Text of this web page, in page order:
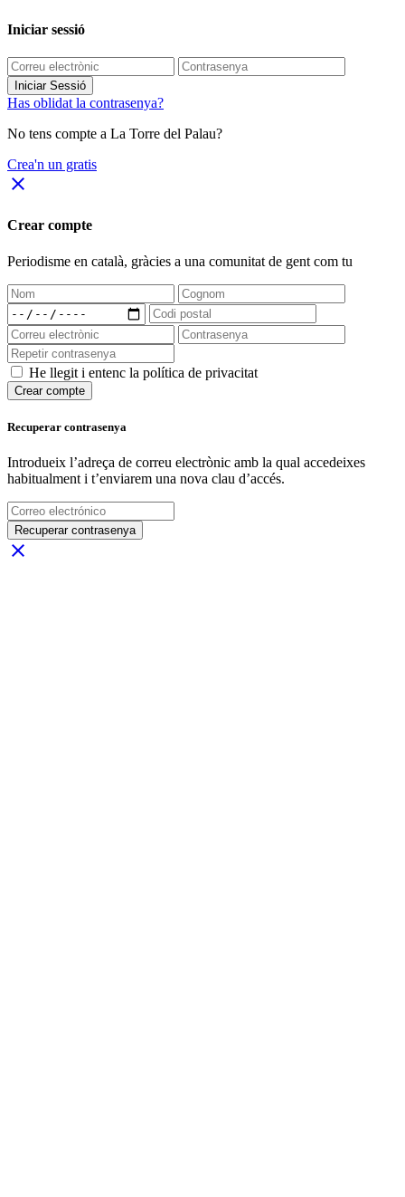
Iniciar sessió
Iniciar Sessió
Has oblidat la contrasenya?
No tens compte a La Torre del Palau?
Crea'n un gratis
close
Crear compte
Periodisme en català, gràcies a una comunitat de gent com tu
He llegit i entenc la política de privacitat
Crear compte
Recuperar contrasenya
Introdueix l’adreça de correu electrònic amb la qual accedeixes
habitualment i t’enviarem una nova clau d’accés.
Recuperar contrasenya
close